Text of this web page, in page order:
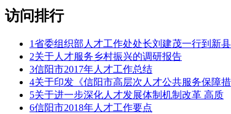
访问排行
1省委组织部人才工作处处长刘建茂一行到新县
2关于人才服务乡村振兴的调研报告
3信阳市2017年人才工作总结
4关于印发《信阳市高层次人才公共服务保障措
5关于进一步深化人才发展体制机制改革 高质
6信阳市2018年人才工作要点